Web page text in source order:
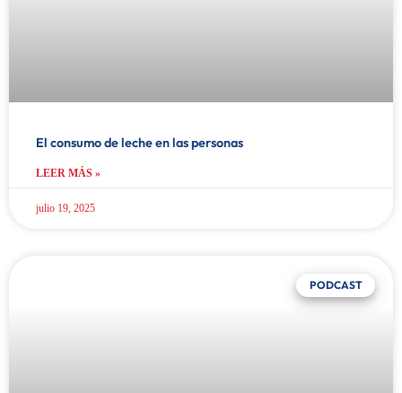
El consumo de leche en las personas
LEER MÁS »
julio 19, 2025
PODCAST